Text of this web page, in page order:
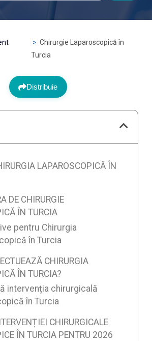
Chirurgie Laparoscopică în
Turcia
Distribuie
LAPAROSCOPICĂ ÎN
DE CHIRURGIE
ÎN TURCIA
pentru Chirurgia
în Turcia
CHIRURGIA
ÎN TURCIA?
intervenția chirurgicală
în Turcia
CHIRURGICALE
ÎN TURCIA PENTRU 2026